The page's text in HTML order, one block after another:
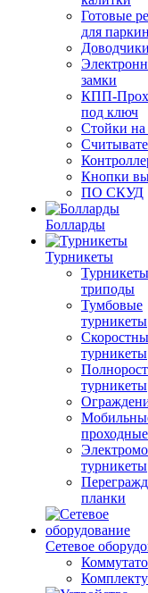
Готовые
для
Доводчики
замки
КПП-
под ключ
Стойки на
Кнопки
ПО СКУД
Болларды
Турникеты
триподы
Тумбовые
турникеты
турникеты
турникеты
проходные
турникеты
планки
Сетевое